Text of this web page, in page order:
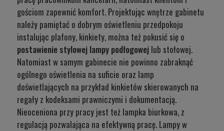
gościom zapewnić komfort. Projektując wnętrze gabinetu
należy pamiętać o dobrym oświetleniu przedpokoju
instalując plafony, kinkiety, można też pokusić się o
postawienie stylowej lampy podłogowej lub stołowej.
Natomiast w samym gabinecie nie powinno zabraknąć
ogólnego oświetlenia na suficie oraz lamp
doświetlających na przykład kinkietów skierowanych na
regały z kodeksami prawniczymi i dokumentacją.
Nieoceniona przy pracy jest też lampka biurkowa, z
regulacją pozwalająca na efektywną pracę. Lampy w